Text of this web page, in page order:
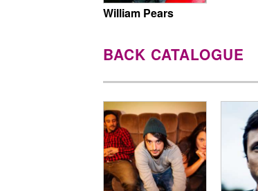
William Pears
BACK CATALOGUE